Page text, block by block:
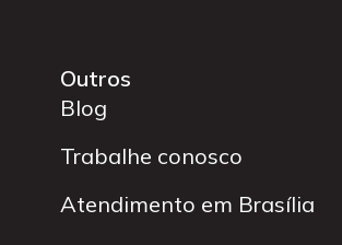
Outros
Blog
Trabalhe conosco
Atendimento em Brasília